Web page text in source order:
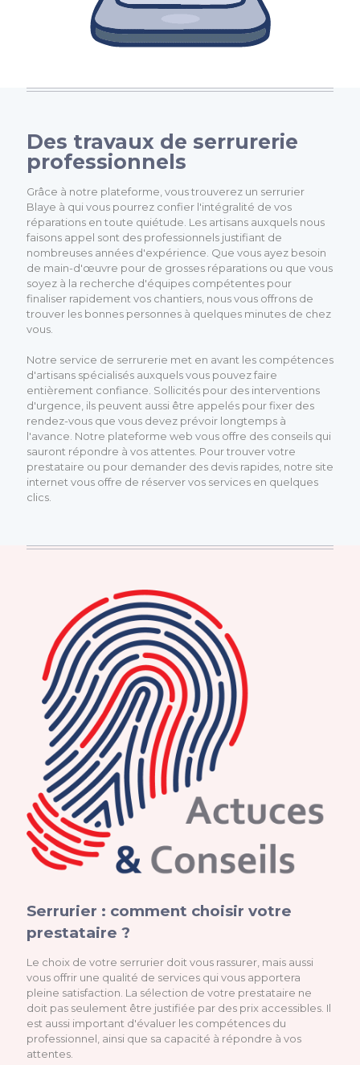
Des travaux de serrurerie
professionnels
Grâce à notre plateforme, vous trouverez un serrurier
Blaye à qui vous pourrez confier l'intégralité de vos
réparations en toute quiétude. Les artisans auxquels nous
faisons appel sont des professionnels justifiant de
nombreuses années d'expérience. Que vous ayez besoin
de main-d'œuvre pour de grosses réparations ou que vous
soyez à la recherche d'équipes compétentes pour
finaliser rapidement vos chantiers, nous vous offrons de
trouver les bonnes personnes à quelques minutes de chez
vous.
Notre service de serrurerie met en avant les compétences
d'artisans spécialisés auxquels vous pouvez faire
entièrement confiance. Sollicités pour des interventions
d'urgence, ils peuvent aussi être appelés pour fixer des
rendez-vous que vous devez prévoir longtemps à
l'avance. Notre plateforme web vous offre des conseils qui
sauront répondre à vos attentes. Pour trouver votre
prestataire ou pour demander des devis rapides, notre site
internet vous offre de réserver vos services en quelques
clics.
Serrurier : comment choisir votre
prestataire ?
Le choix de votre serrurier doit vous rassurer, mais aussi
vous offrir une qualité de services qui vous apportera
pleine satisfaction. La sélection de votre prestataire ne
doit pas seulement être justifiée par des prix accessibles. Il
est aussi important d'évaluer les compétences du
professionnel, ainsi que sa capacité à répondre à vos
attentes.